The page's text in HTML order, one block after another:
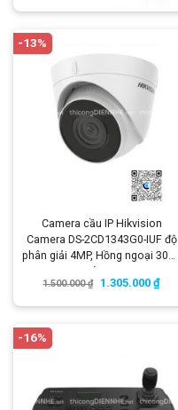
-13%
Camera cầu IP Hikvision
Camera DS-2CD1343G0-IUF độ
phân giải 4MP, Hồng ngoại 30m,
có Mic
1.500.000₫ 1.305.000 ₫
-16%